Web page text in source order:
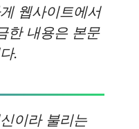
웹사이트에서
한 내용은 본문
.
이라 불리는